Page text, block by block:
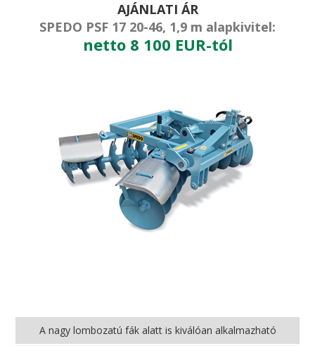
AJÁNLATI ÁR
SPEDO PSF 17 20-46, 1,9 m alapkivitel:
netto 8 100 EUR-tól
A nagy lombozatú fák alatt is kiválóan alkalmazható